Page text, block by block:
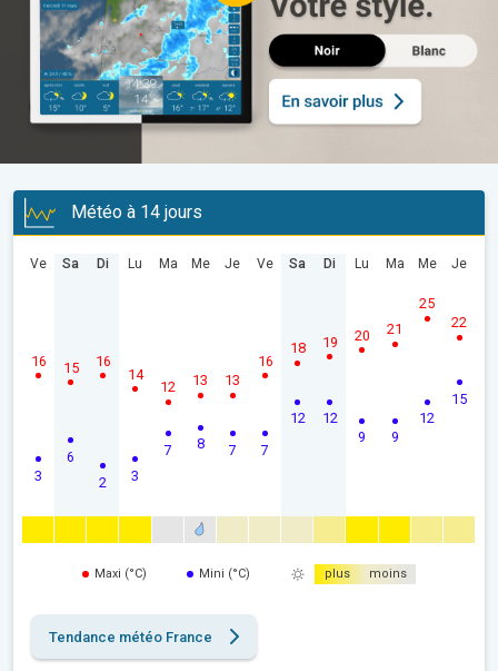
Météo à 14 jours
Ve
3
16
Sa
6
15
Di
2
16
Lu
3
14
Ma
7
12
Me
8
13
Je
7
13
Ve
7
16
Sa
12
18
Di
12
19
Lu
9
20
Ma
9
21
Me
12
25
Je
15
22
Maxi (°C) Mini (°C) plus moins
Tendance météo France